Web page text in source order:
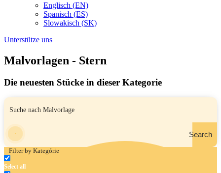
Englisch (EN)
Spanisch (ES)
Slowakisch (SK)
Unterstütze uns
Malvorlagen - Stern
Die neuesten Stücke in dieser Kategorie
Search
Filter by Kategórie
Select all